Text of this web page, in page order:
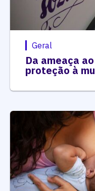
Geral
Da ameaça
proteção à